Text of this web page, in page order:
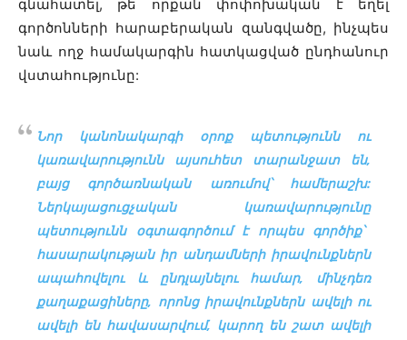
գնահատել, թե որքան փոփոխական է եղել
գործոնների հարաբերական զանգվածը, ինչպես
նաև ողջ համակարգին հատկացված ընդհանուր
վստահությունը:
Նոր կանոնակարգի օրոք պետությունն ու
կառավարությունն այսուհետ տարանջատ են,
բայց գործառնական առումով՝ համերաշխ:
Ներկայացուցչական կառավարությունը
պետությունն օգտագործում է որպես գործիք՝
հասարակության իր անդամների իրավունքներն
ապահովելու և ընդլայնելու համար, մինչդեռ
քաղաքացիները, որոնց իրավունքներն ավելի ու
ավելի են հավասարվում, կարող են շատ ավելի